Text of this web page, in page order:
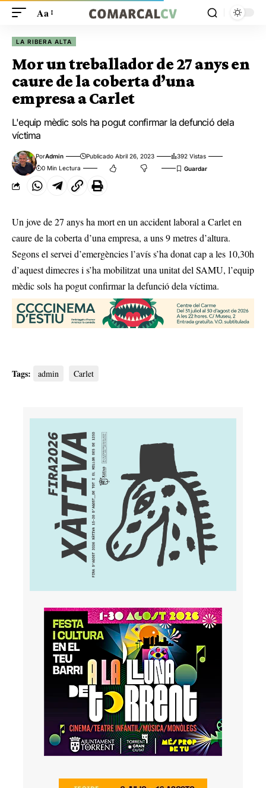
Aa
LA RIBERA ALTA
Mor un treballador de 27 anys en
caure de la coberta d’una
empresa a Carlet
L'equip mèdic sols ha pogut confirmar la defunció dela
víctima
PorAdmin Publicado Abril 26, 2023
392 Vistas
0 Min Lectura
Un jove de 27 anys ha mort en un accident laboral a Carlet en
caure de la coberta d’una empresa, a uns 9 metres d’altura.
Segons el servei d’emergències l’avís s’ha donat cap a les 10,30h
d’aquest dimecres i s’ha mobilitzat una unitat del SAMU, l’equip
mèdic sols ha pogut confirmar la defunció dela víctima.
Tags: admin Carlet